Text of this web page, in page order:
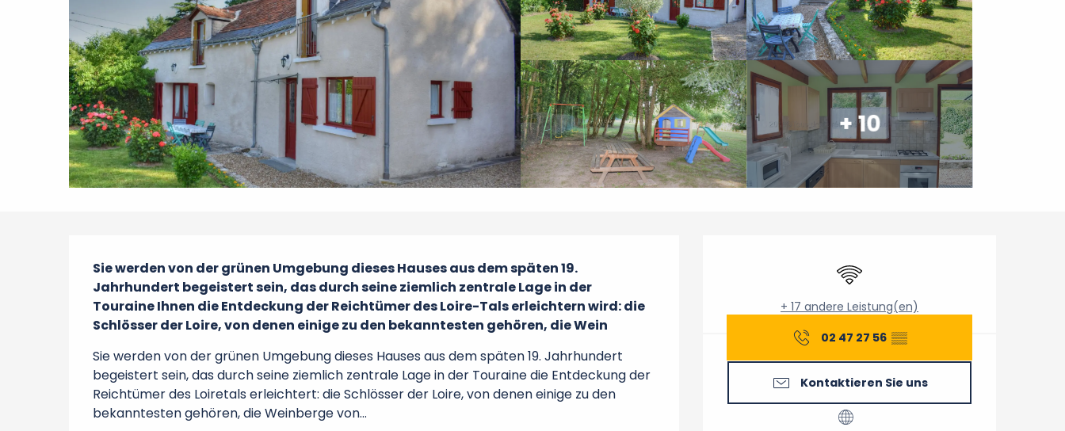
+ 10
Öffnungszeiten &
Wi-Fi
+ 17 andere Leistung(en)
02 47 27 56 ▒▒
Kontaktieren Sie uns
Beschreibung
Sie werden von der grünen Umgebung dieses Hauses aus dem späten 19.
Jahrhundert begeistert sein, das durch seine ziemlich zentrale Lage in der
Touraine Ihnen die Entdeckung der Reichtümer des Loire-Tals erleichtern wird: die
Schlösser der Loire, von denen einige zu den bekanntesten gehören, die Wein
Sie werden von der grünen Umgebung dieses Hauses aus dem späten 19. Jahrhundert
begeistert sein, das durch seine ziemlich zentrale Lage in der Touraine die Entdeckung der
Reichtümer des Loiretals erleichtert: die Schlösser der Loire, von denen einige zu den
bekanntesten gehören, die Weinberge von...